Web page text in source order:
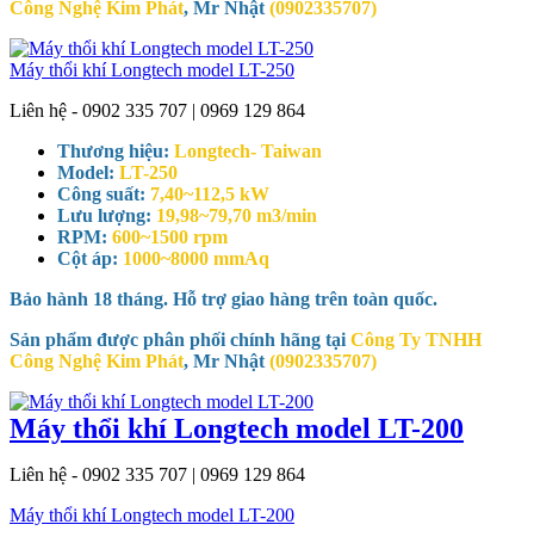
Công Nghệ Kim Phát, Mr Nhật (0902335707)
Máy thổi khí Longtech model LT-250
Liên hệ - 0902 335 707 | 0969 129 864
Thương hiệu: Longtech- Taiwan
Model: LT-250
Công suất: 7,40~112,5 kW
Lưu lượng: 19,98~79,70 m3/min
RPM: 600~1500 rpm
Cột áp: 1000~8000 mmAq
Bảo hành 18 tháng. Hỗ trợ giao hàng trên toàn quốc.
Sản phẩm được phân phối chính hãng tại Công Ty TNHH
Công Nghệ Kim Phát, Mr Nhật (0902335707)
Máy thổi khí Longtech model LT-200
Liên hệ - 0902 335 707 | 0969 129 864
Máy thổi khí Longtech model LT-200